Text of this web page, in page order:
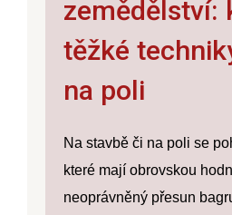
zemědělství:
těžké
na poli
Na stavbě či na poli se
které mají obrovskou
neoprávněný přesun